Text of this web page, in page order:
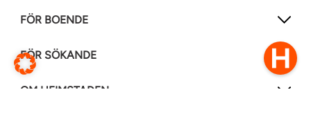
FÖR BOENDE
FÖR SÖKANDE
OM HEIMSTADEN